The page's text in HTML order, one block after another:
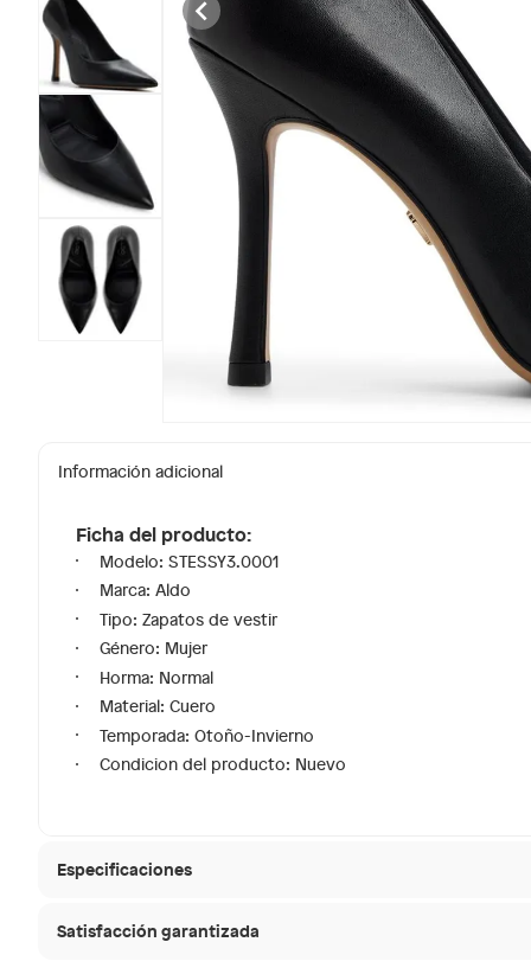
Información adicional
Ficha del producto:
Modelo: STESSY3.0001
Marca: Aldo
Tipo: Zapatos de vestir
Género: Mujer
Horma: Normal
Material: Cuero
Temporada: Otoño-Invierno
Condicion del producto: Nuevo
Especificaciones
Material de la plantilla
Satisfacción garantizada